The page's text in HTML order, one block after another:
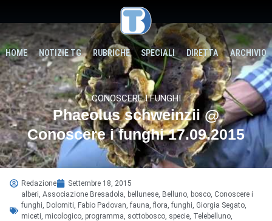
HOME NOTIZIE TG RUBRICHE SPECIALI DIRETTA ARCHIVIO
CONOSCERE I FUNGHI
Phaeolus schweinzii @
Conoscere i funghi 17.09.2015
Redazione
Settembre 18, 2015
alberi Associazione Bresadola bellunese Belluno bosco Conoscere i
funghi Dolomiti Fabio Padovan fauna flora funghi Giorgia Segato
miceti micologico programma sottobosco specie Telebelluno